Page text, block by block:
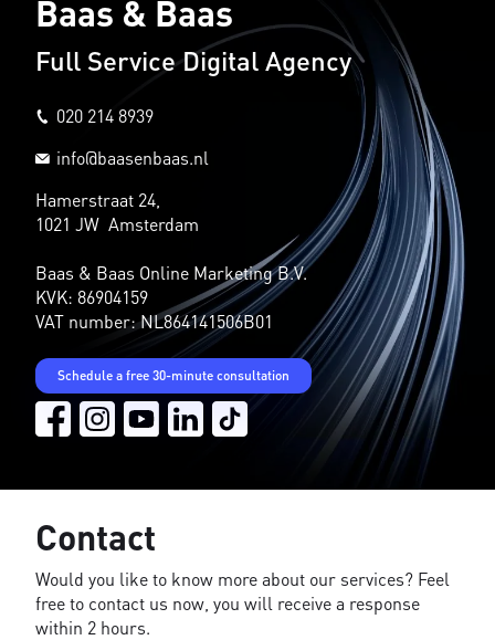
Baas & Baas
Full Service Digital Agency
020 214 8939
info@baasenbaas.nl
Hamerstraat 24,
1021 JW Amsterdam
Baas & Baas Online Marketing B.V.
KVK: 86904159
VAT number: NL864141506B01
Schedule a free 30-minute consultation
Contact
Would you like to know more about our services? Feel
free to contact us now, you will receive a response
within 2 hours.